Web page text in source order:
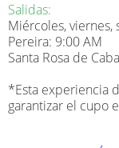
Salidas:
Miércoles, viernes,
Pereira: 9:00 AM
Santa Rosa de
*Esta experiencia
garantizar el cupo